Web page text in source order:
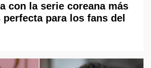
con la serie coreana más
para los fans del